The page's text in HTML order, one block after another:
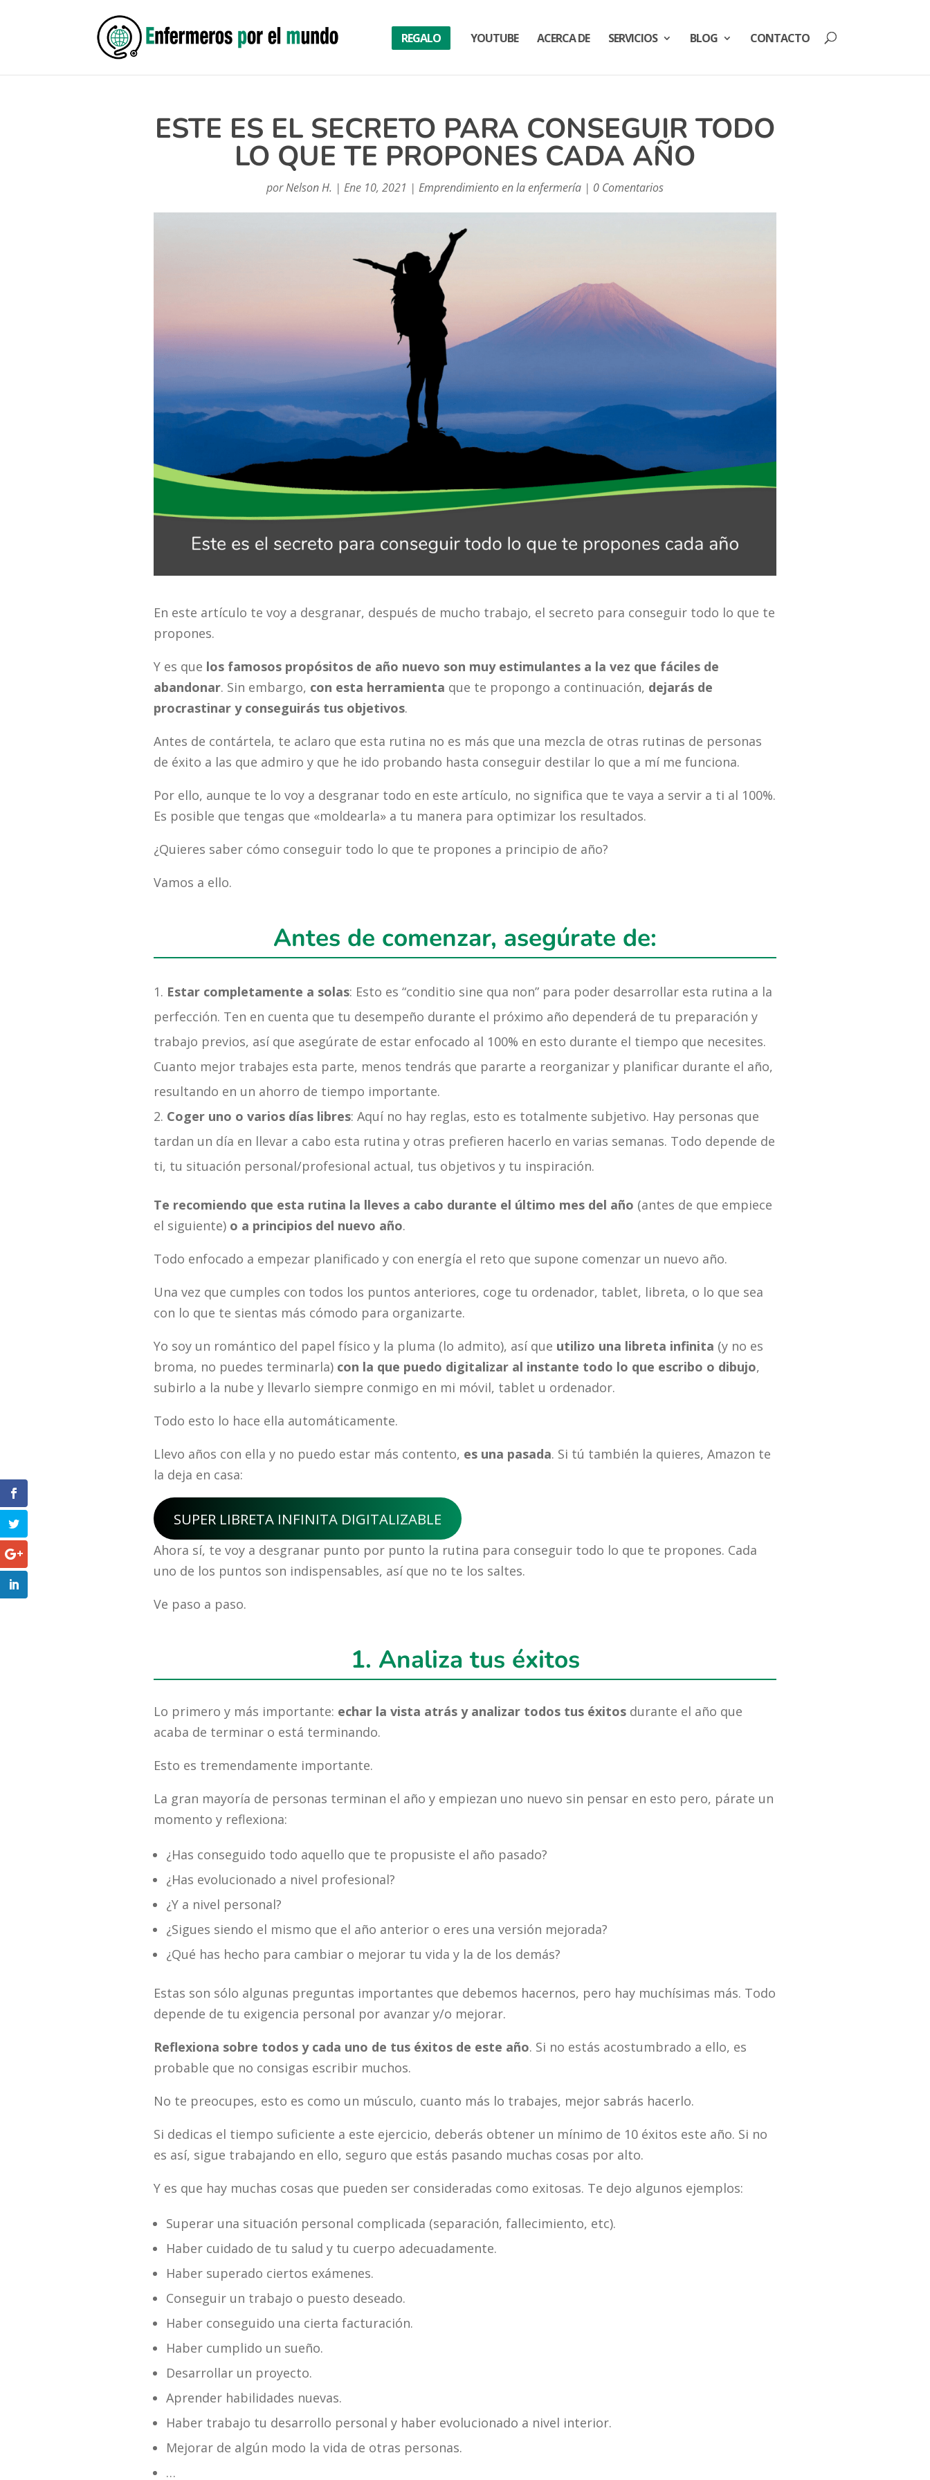
REGALO YOUTUBE ACERCA DE SERVICIOS BLOG CONTACTO
ESTE ES EL SECRETO PARA CONSEGUIR TODO
LO QUE TE PROPONES CADA AÑO
porNelson H. | Ene 10, 2021 | Emprendimiento en la enfermería | 0 Comentarios
En este artículo te voy a desgranar, después de mucho trabajo, el secreto para conseguir todo lo que te
propones.
Y es que los famosos propósitos de año nuevo son muy estimulantes a la vez que fáciles de
abandonar. Sin embargo, con esta herramienta que te propongo a continuación, dejarás de
procrastinar y conseguirás tus objetivos.
Antes de contártela, te aclaro que esta rutina no es más que una mezcla de otras rutinas de personas
de éxito a las que admiro y que he ido probando hasta conseguir destilar lo que a mí me funciona.
Por ello, aunque te lo voy a desgranar todo en este artículo, no significa que te vaya a servir a ti al 100%.
Es posible que tengas que «moldearla» a tu manera para optimizar los resultados.
¿Quieres saber cómo conseguir todo lo que te propones a principio de año?
Vamos a ello.
Antes de comenzar, asegúrate de:
Estar completamente a solas: Esto es “conditio sine qua non” para poder desarrollar esta rutina a la
perfección. Ten en cuenta que tu desempeño durante el próximo año dependerá de tu preparación y
trabajo previos, así que asegúrate de estar enfocado al 100% en esto durante el tiempo que necesites.
Cuanto mejor trabajes esta parte, menos tendrás que pararte a reorganizar y planificar durante el año,
resultando en un ahorro de tiempo importante.
Coger uno o varios días libres: Aquí no hay reglas, esto es totalmente subjetivo. Hay personas que
tardan un día en llevar a cabo esta rutina y otras prefieren hacerlo en varias semanas. Todo depende de
ti, tu situación personal/profesional actual, tus objetivos y tu inspiración.
Te recomiendo que esta rutina la lleves a cabo durante el último mes del año (antes de que empiece
el siguiente) o a principios del nuevo año.
Todo enfocado a empezar planificado y con energía el reto que supone comenzar un nuevo año.
Una vez que cumples con todos los puntos anteriores, coge tu ordenador, tablet, libreta, o lo que sea
con lo que te sientas más cómodo para organizarte.
Yo soy un romántico del papel físico y la pluma (lo admito), así que utilizo una libreta infinita (y no es
broma, no puedes terminarla) con la que puedo digitalizar al instante todo lo que escribo o dibujo,
subirlo a la nube y llevarlo siempre conmigo en mi móvil, tablet u ordenador.
Todo esto lo hace ella automáticamente.
Llevo años con ella y no puedo estar más contento, es una pasada. Si tú también la quieres, Amazon te
la deja en casa:
SUPER LIBRETA INFINITA DIGITALIZABLE
Ahora sí, te voy a desgranar punto por punto la rutina para conseguir todo lo que te propones. Cada
uno de los puntos son indispensables, así que no te los saltes.
Ve paso a paso.
1. Analiza tus éxitos
Lo primero y más importante: echar la vista atrás y analizar todos tus éxitos durante el año que
acaba de terminar o está terminando.
Esto es tremendamente importante.
La gran mayoría de personas terminan el año y empiezan uno nuevo sin pensar en esto pero, párate un
momento y reflexiona:
¿Has conseguido todo aquello que te propusiste el año pasado?
¿Has evolucionado a nivel profesional?
¿Y a nivel personal?
¿Sigues siendo el mismo que el año anterior o eres una versión mejorada?
¿Qué has hecho para cambiar o mejorar tu vida y la de los demás?
Estas son sólo algunas preguntas importantes que debemos hacernos, pero hay muchísimas más. Todo
depende de tu exigencia personal por avanzar y/o mejorar.
Reflexiona sobre todos y cada uno de tus éxitos de este año. Si no estás acostumbrado a ello, es
probable que no consigas escribir muchos.
No te preocupes, esto es como un músculo, cuanto más lo trabajes, mejor sabrás hacerlo.
Si dedicas el tiempo suficiente a este ejercicio, deberás obtener un mínimo de 10 éxitos este año. Si no
es así, sigue trabajando en ello, seguro que estás pasando muchas cosas por alto.
Y es que hay muchas cosas que pueden ser consideradas como exitosas. Te dejo algunos ejemplos:
Superar una situación personal complicada (separación, fallecimiento, etc).
Haber cuidado de tu salud y tu cuerpo adecuadamente.
Haber superado ciertos exámenes.
Conseguir un trabajo o puesto deseado.
Haber conseguido una cierta facturación.
Haber cumplido un sueño.
Desarrollar un proyecto.
Aprender habilidades nuevas.
Haber trabajo tu desarrollo personal y haber evolucionado a nivel interior.
Mejorar de algún modo la vida de otras personas.
…